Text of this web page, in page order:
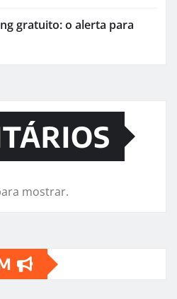
gratuito: o alerta para
mostrar.